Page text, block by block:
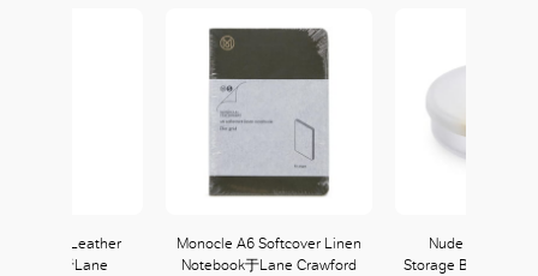
Liverpool Leather
Holder于Lane
Monocle A6 Softcover Linen
Notebook于Lane Crawford
Nude Pigmento
Storage Box于Lane